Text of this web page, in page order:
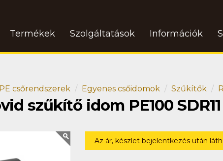
Termékek Szolgáltatások Információk
PE csőrendszerek Egyenes csőidomok Szűkítők
szűkítő idom PE100 SDR11
Az ár, készlet bejelentkezés után